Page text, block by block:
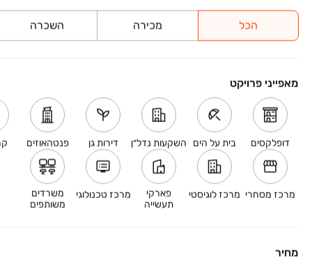
הכל מכירה השכרה
מאפייני פרויקט
דופלקסים בית על הים השקעות נדל״ן דירות גן פנטהאוזים
מרכז מסחרי מרכז לוגיסטי
פארקי
תעשייה
מרכז טכנולוגי
משרדים
משותפים
מחיר
KAVA‏
מול ההר 1, מול ארבל, טבריה
אכלוס קרוב
ELITA
נופך 14, כפר ורדים
החל מ-